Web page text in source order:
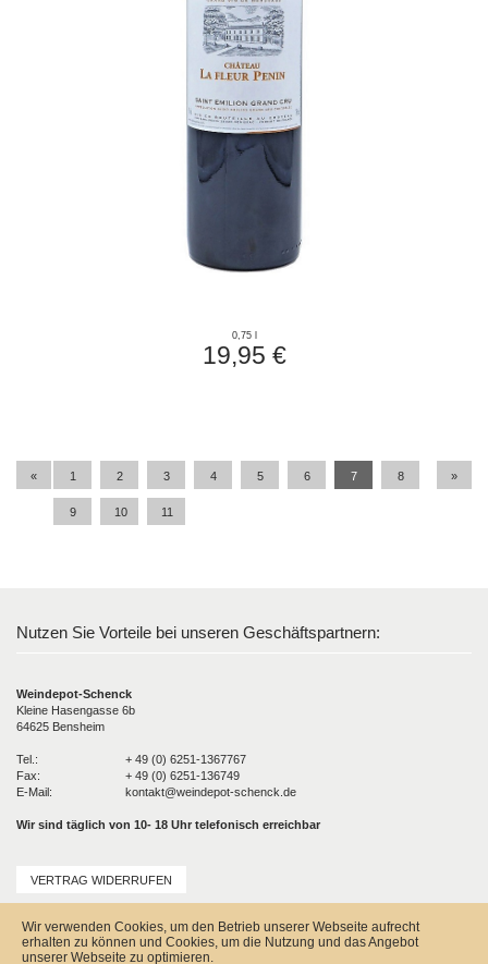
0,75 l
19,95 €
« 1 2 3 4 5 6 7 8
9 10 11
»
Nutzen Sie Vorteile bei unseren Geschäftspartnern:
Weindepot-Schenck
Kleine Hasengasse 6b
64625 Bensheim
Tel.:
+ 49 (0) 6251-1367767
Fax:
+ 49 (0) 6251-136749
E-Mail:
kontakt@weindepot-schenck.de
Wir sind täglich von 10- 18 Uhr telefonisch erreichbar
VERTRAG WIDERRUFEN
Versandkosten
Kontakt
Wir verwenden Cookies, um den Betrieb unserer Webseite aufrecht
erhalten zu können und Cookies, um die Nutzung und das Angebot
unserer Webseite zu optimieren.